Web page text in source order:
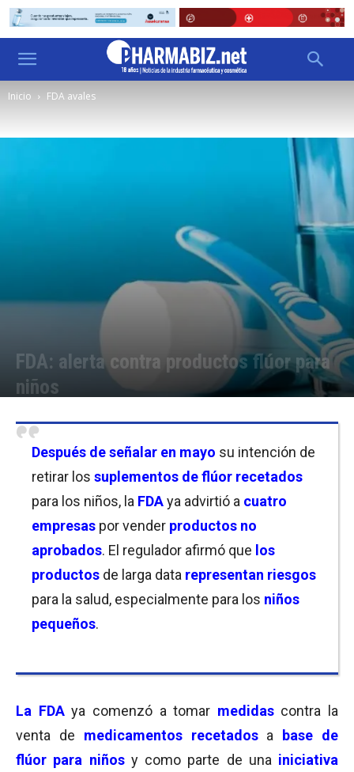
Inicio FDA avales
FDA: alerta contra productos flúor para
niños
Después deseñalar en mayo su intención de
retirar los suplementos de flúor recetados
para los niños, la FDAya advirtió a cuatro
empresas por vender productos no
aprobados. El regulador afirmó que los
productos de larga data representan riesgos
para la salud, especialmente para los niños
pequeños.
La FDA ya comenzó a tomar medidascontra la
venta de medicamentos recetadosa
base de
flúor para niñosy como parte de una iniciativa